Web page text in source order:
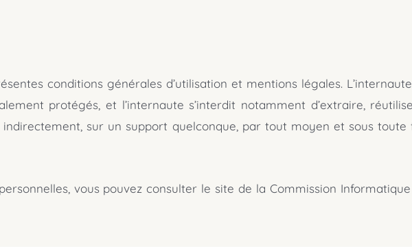
conditions générales d’utilisation et mentions légales.
protégés, et l’internaute s’interdit notamment d’extraire,
sur un support quelconque, par tout moyen et sous toute
vous pouvez consulter le site de la Commission